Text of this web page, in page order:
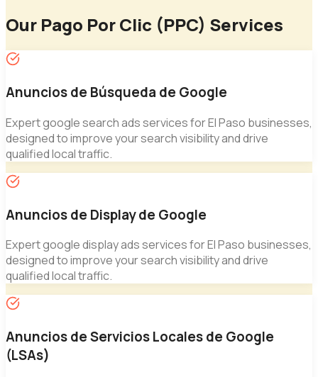
Our Pago Por Clic (PPC) Services
Anuncios de Búsqueda de Google
Expertgoogle search adsservices for El Paso businesses,
designed to improve your search visibility and drive
qualified local traffic.
Anuncios de Display de Google
Expertgoogle display adsservices for El Paso businesses,
designed to improve your search visibility and drive
qualified local traffic.
Anuncios de Servicios Locales de Google
(LSAs)